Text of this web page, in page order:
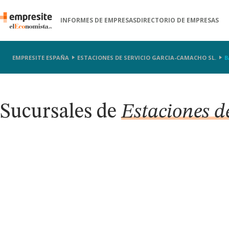
INFORMES DE EMPRESASDIRECTORIO DE EMPRESAS
EMPRESITE ESPAÑA ESTACIONES DE SERVICIO GARCIA-CAMACHO SL.
Sucursales deEstaciones